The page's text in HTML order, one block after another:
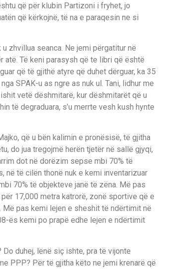
që për klubin Partizoni i fryhet, jo
që kërkojnë, të na e paraqesin ne si
zhvillua seanca. Ne jemi përgatitur në
atë. Të keni parasysh që te libri që është
që të gjithë atyre që duhet dërguar, ka 35
SPAK-u as ngre as nuk ul. Tani, lidhur me
vetë dëshmitarë, kur dëshmitarët që u
të degraduara, s’u merrte vesh kush hynte
që u bën kalimin e pronësisë, të gjitha
do jua tregojmë herën tjetër në sallë gjyqi,
dot në dorëzim sepse mbi 70% të
në të cilën thonë nuk e kemi inventarizuar
70% të objekteve janë të zëna. Më pas
17,000 metra katrorë, zonë sportive që e
pas kemi lejen e sheshit të ndërtimit në
ës kemi po prapë edhe lejen e ndërtimit
duhej, lënë siç ishte, pra të vijonte
PPP? Për të gjitha këto ne jemi krenarë që